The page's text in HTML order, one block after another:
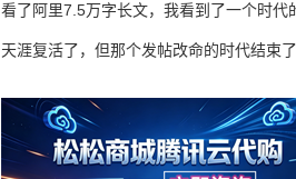
了
看了阿里7.5万字长文，我看到了一个时代
天涯复活了，但那个发帖改命的时代结束了